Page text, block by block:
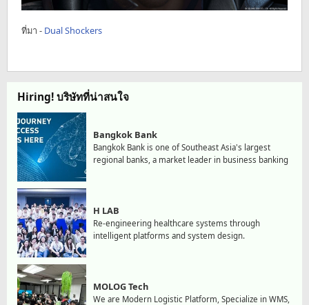
ที่มา - Dual Shockers
Hiring! บริษัทที่น่าสนใจ
Bangkok Bank
Bangkok Bank is one of Southeast Asia's largest
regional banks, a market leader in business banking
H LAB
Re-engineering healthcare systems through
intelligent platforms and system design.
MOLOG Tech
We are Modern Logistic Platform, Specialize in WMS,